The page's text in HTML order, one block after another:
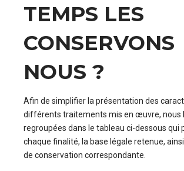
TEMPS LES
CONSERVONS
NOUS ?
Afin de simplifier la présentation des
différents traitements mis en œuvre, nous
regroupées dans le tableau ci-dessous qui
chaque finalité, la base légale retenue,
de conservation correspondante.